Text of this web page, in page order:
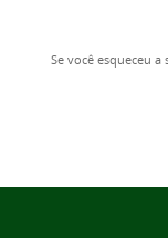
Se você esqueceu a